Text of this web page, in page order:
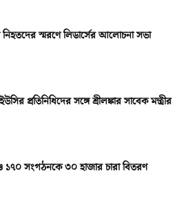
স্মরণে লিডার্সের আলোচনা সভা
প্রতিনিধিদের সঙ্গে শ্রীলঙ্কার সাবেক মন্ত্রীর
১৭০ সংগঠনকে ৩০ হাজার চারা বিতরণ